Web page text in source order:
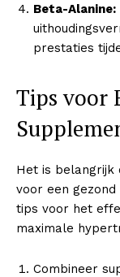
Beta-Alanine:
prestaties
Tips voor
Het is belangrijk
voor een
tips voor het
maximale
Combineer